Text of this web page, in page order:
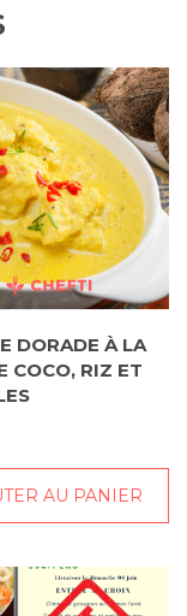
DORADE À LA
COCO, RIZ ET
AU PANIER